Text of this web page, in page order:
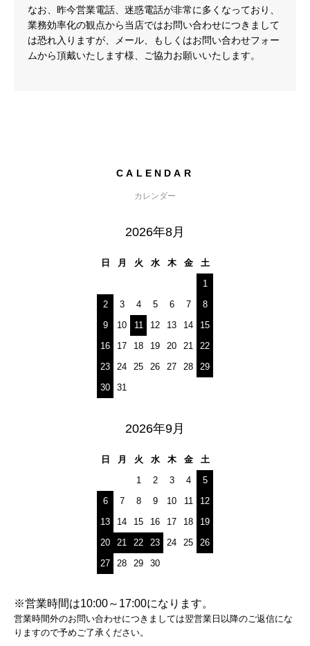
なお、昨今営業電話、迷惑電話が非常に多くなっており、
業務効率化の観点から当店ではお問い合わせにつきまして
は恐れ入りますが、メール、もしくはお問い合わせフォー
ムから頂戴いたします様、ご協力お願いいたします。
CALENDAR
カレンダー
2026年8月
日 月 火 水 木 金
土
1
2
3 4 5 6 7
8
9
10 11 12 13 14
15
16
17 18 19 20 21
22
23
24 25 26 27 28
29
30
31
2026年9月
日 月 火 水 木 金
土
1
2 3 4
5
6
7 8 9 10 11
12
13
14 15 16 17 18
19
20
21 22 23 24 25
26
27
28 29 30
※営業時間は10:00～17:00になります。
営業時間外のお問い合わせにつきましては翌営業日以降のご返信にな
りますので予めご了承ください。